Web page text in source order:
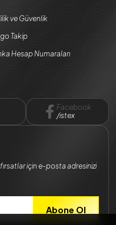
ve Güvenlik
Takip
Hesap Numaraları
Facebook
/istex
için e-posta adresinizi
Abone Ol